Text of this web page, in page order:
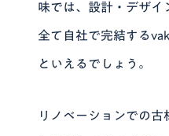
味では、設計・デザイ
全て自社で完結する
といえるでしょう。
リノベーションでの